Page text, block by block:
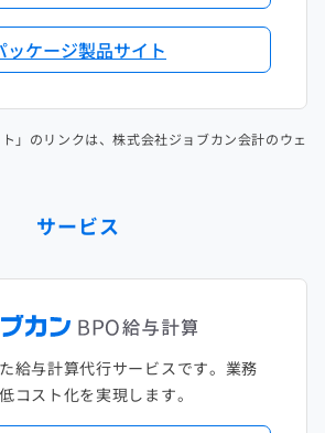
ッケージ製品サイト
」のリンクは、株式会社ジョブカン会計のウェ
サービス
給与計算代行サービスです。業務
コスト化を実現します。